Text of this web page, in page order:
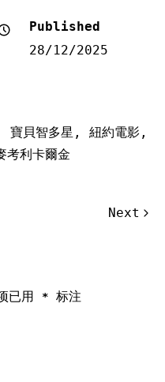
Published
28/12/2025
寶貝智多星 , 紐約電影 ,
考利卡爾金
Next
已用 * 标注